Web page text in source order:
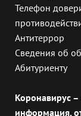
Телефон
Антитеррор
Сведения об
Абитуриенту
Коронавирус
информация,